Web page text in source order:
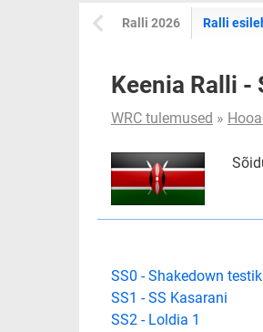
Ralli 2026 Ralli
Keenia Ralli -
WRC tulemused »
SS0 - Shakedown
SS1 - SS Kasarani
SS2 - Loldia 1